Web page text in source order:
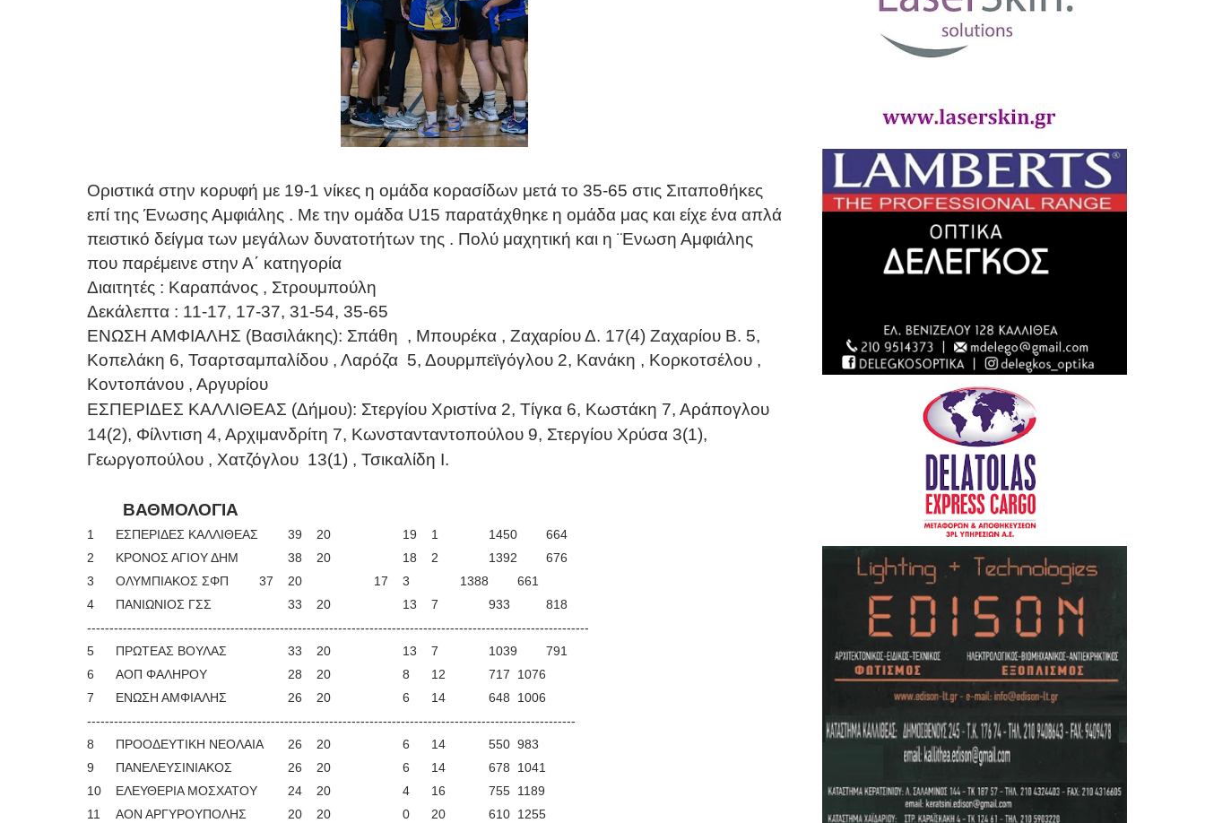
Οριστικά στην κορυφή με 19-1 νίκες η ομάδα κορασίδων μετά το 35-65 στις Σιταποθήκες
επί της Ένωσης Αμφιάλης . Με την ομάδα U15 παρατάχθηκε η ομάδα μας και είχε ένα απλά
πειστικό δείγμα των μεγάλων δυνατοτήτων της . Πολύ μαχητική και η ¨Ενωση Αμφιάλης
που παρέμεινε στην Α΄ κατηγορία
Διαιτητές : Καραπάνος , Στρουμπούλη
Δεκάλεπτα : 11-17, 17-37, 31-54, 35-65
ΕΝΩΣΗ ΑΜΦΙΑΛΗΣ (Βασιλάκης): Σπάθη , Μπουρέκα , Ζαχαρίου Δ. 17(4) Ζαχαρίου Β. 5,
Κοπελάκη 6, Τσαρτσαμπαλίδου , Λαρόζα 5, Δουρμπεϊγόγλου 2, Κανάκη , Κορκοτσέλου ,
Κοντοπάνου , Αργυρίου
ΕΣΠΕΡΙΔΕΣ ΚΑΛΛΙΘΕΑΣ (Δήμου): Στεργίου Χριστίνα 2, Τίγκα 6, Κωστάκη 7, Αράπογλου
14(2), Φίλντιση 4, Αρχιμανδρίτη 7, Κωνστανταντοπούλου 9, Στεργίου Χρύσα 3(1),
Γεωργοπούλου , Χατζόγλου 13(1) , Τσικαλίδη Ι.
ΒΑΘΜΟΛΟΓΙΑ
1 ΕΣΠΕΡΙΔΕΣ ΚΑΛΛΙΘΕΑΣ 39 20 19 1 1450
664
2
ΚΡΟΝΟΣ ΑΓΙΟΥ ΔΗΜ 38 20 18 2 1392
676
3
ΟΛΥΜΠΙΑΚΟΣ ΣΦΠ 37 20 17 3 1388
661
4
ΠΑΝΙΩΝΙΟΣ ΓΣΣ 33 20 13 7 933
818
----------------------------------------------------------------------------------------------------------------
5
ΠΡΩΤΕΑΣ ΒΟΥΛΑΣ 33 20 13 7 1039
791
6
ΑΟΠ ΦΑΛΗΡΟΥ 28 20 8 12 717
1076
7
ΕΝΩΣΗ ΑΜΦΙΑΛΗΣ 26 20 6 14 648
1006
-------------------------------------------------------------------------------------------------------------
8
ΠΡΟΟΔΕΥΤΙΚΗ ΝΕΟΛΑΙΑ 26
	20
6 14 550 983
9
ΠΑΝΕΛΕΥΣΙΝΙΑΚΟΣ 26 20 6 14 678
1041
10
ΕΛΕΥΘΕΡΙΑ ΜΟΣΧΑΤΟΥ 24 20 4 16 755 1189
11
ΑΟΝ ΑΡΓΥΡΟΥΠΟΛΗΣ
		20
	20
0
	20
		610
1255